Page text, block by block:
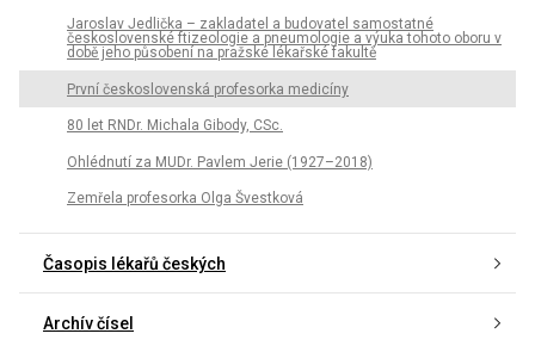
Jaroslav Jedlička – zakladatel a budovatel samostatné
československé ftizeologie a pneumologie a výuka tohoto oboru v
době jeho působení na pražské lékařské fakultě
První československá profesorka medicíny
80 let RNDr. Michala Gibody, CSc.
Ohlédnutí za MUDr. Pavlem Jerie (1927–2018)
Zemřela profesorka Olga Švestková
Časopis lékařů českých
Archív čísel